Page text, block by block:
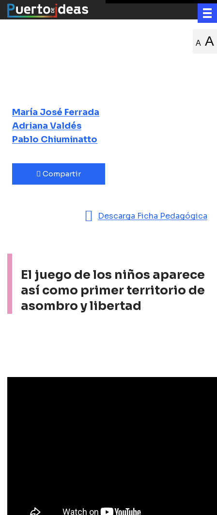
A A
María José Ferrada
Adriana Valdés
Pablo Chiuminatto
Compartir
Descarga Ficha Pedagógica
El juego de los niños aparece
así como primer territorio de
asombro y libertad